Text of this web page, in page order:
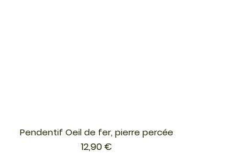
Aperçu rapide
Pendentif Oeil de fer, pierre percée
Prix
12,90 €